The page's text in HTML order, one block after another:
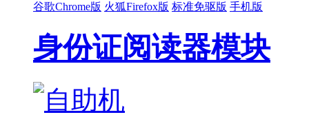
谷歌Chrome版 火狐Firefox版 标准免驱版 手机版
身份证阅读器模块